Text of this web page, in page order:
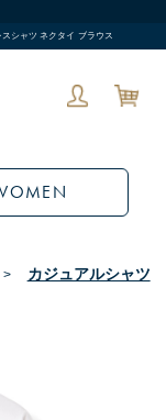
シャツ ネクタイ ブラウス
> カジュアルシャツ